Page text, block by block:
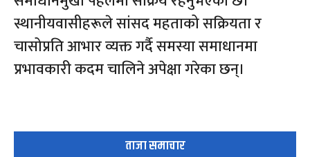
स्थानीयवासीहरूले सांसद महताको सक्रियता र
चासोप्रति आभार व्यक्त गर्दै समस्या समाधानमा
प्रभावकारी कदम चालिने अपेक्षा गरेका छन्।
ताजा समाचार